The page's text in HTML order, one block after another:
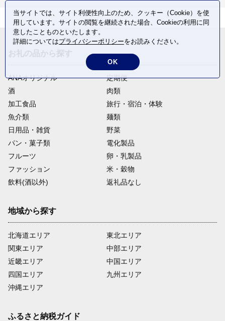
ANAオリジナル
定期便
酒
肉類
加工食品
旅行・宿泊・体験
魚介類
麺類
日用品・雑貨
野菜
パン・菓子類
電化製品
フルーツ
卵・乳製品
ファッション
米・穀物
飲料(酒以外)
返礼品なし
地域から探す
北海道エリア
関東エリア
近畿エリア
四国エリア
沖縄エリア
東北エリア
中部エリア
中国エリア
九州エリア
ふるさと納税ガイド
当サイトでは、サイト利便性向上のため、クッキー（Cookie）を使
用しています。サイトの閲覧を継続された場合、Cookieの利用に同
意したことものといたします。
詳細についてはプライバシーポリシーをお読みください。
OK